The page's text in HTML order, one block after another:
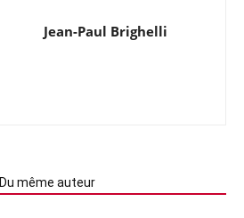
Jean-Paul Brighelli
Du même auteur